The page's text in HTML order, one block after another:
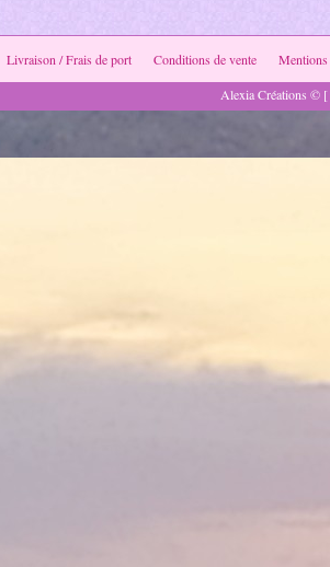
Livraison / Frais de port Conditions de vente
Mentions
Alexia Créations ©